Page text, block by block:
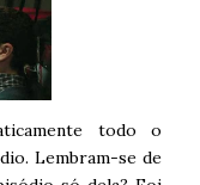
todo o
Lembram-se de